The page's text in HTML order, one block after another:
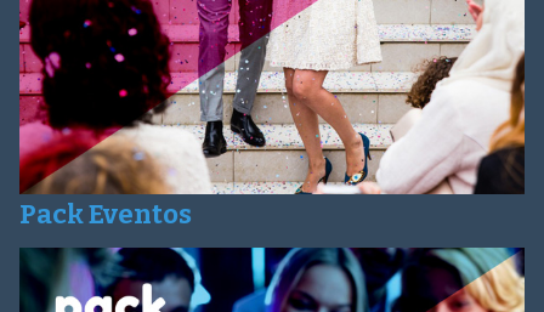
Pack Eventos